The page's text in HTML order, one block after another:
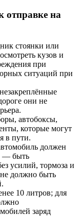
отправке на
стоянки или
кузов и
при
ситуаций при
они не
автобоксы,
которые могут
в пути.
должен
— быть
усилий, тормоза и
не должно быть
10 литров; для
заряд